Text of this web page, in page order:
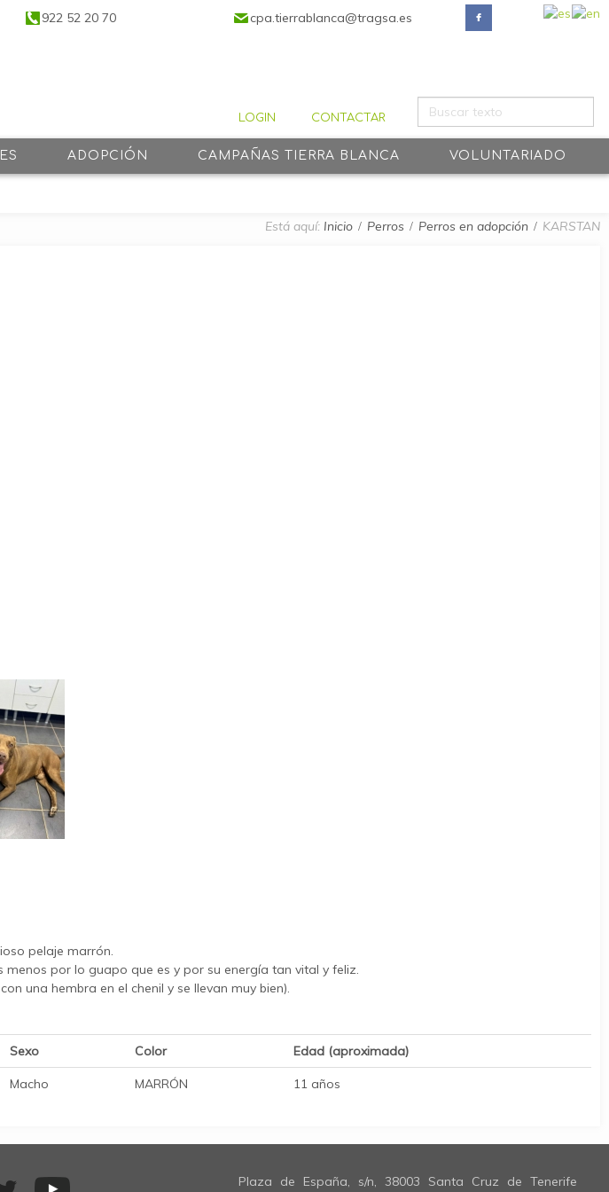
922 52 20 70 cpa.tierrablanca@tragsa.es
LOGIN CONTACTAR
ADOPCIÓN CAMPAÑAS TIERRA BLANCA VOLUNTARIADO
Está aquí: Inicio Perros Perros en adopción KARSTAN
pelaje marrón.
por lo guapo que es y por su energía tan vital y feliz.
una hembra en el chenil y se llevan muy bien).
Sexo Color Edad (aproximada)
Macho MARRÓN 11 años
Plaza de España, s/n, 38003 Santa Cruz de Tenerife